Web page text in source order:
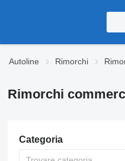
Autoline Rimorchi
Rimorchi
Categoria